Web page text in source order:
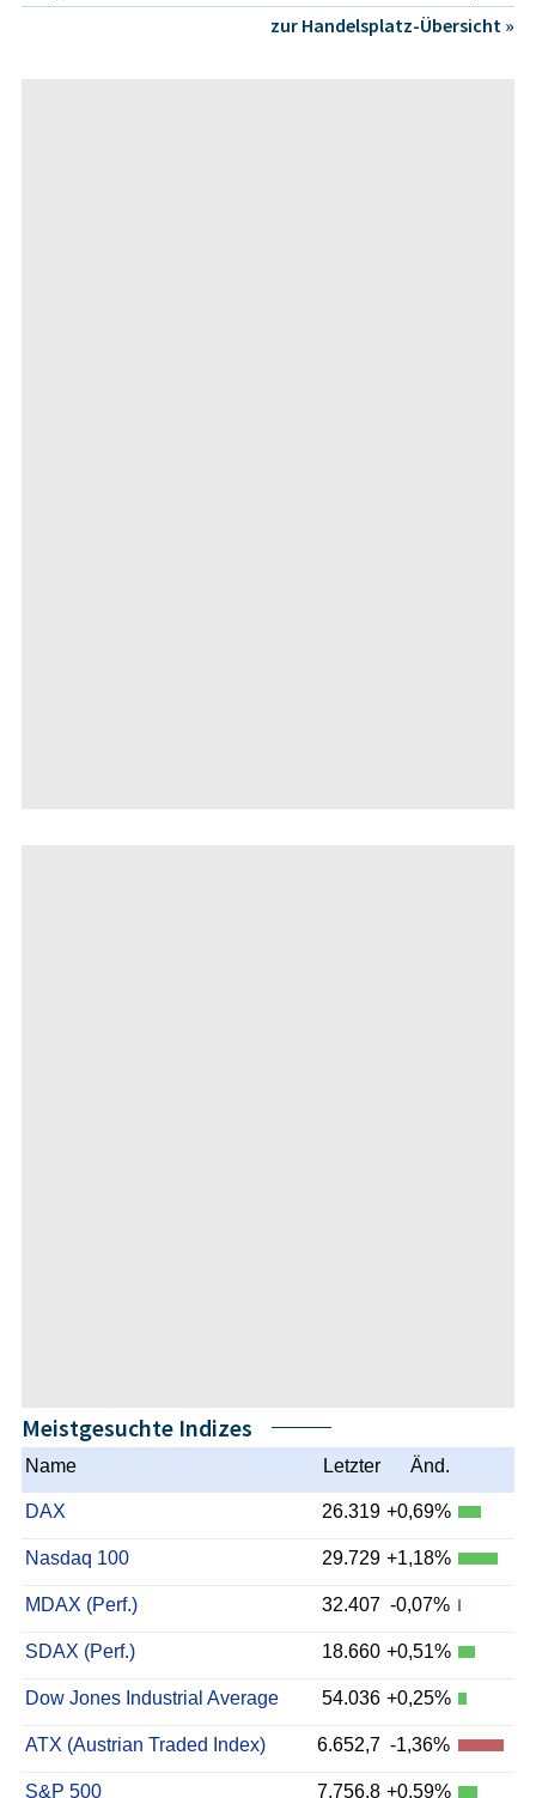
zur Handelsplatz-Übersicht »
Meistgesuchte Indizes
Name Letzter Änd.
DAX 26.319 +0,69%
Nasdaq 100 29.729 +1,18%
MDAX (Perf.) 32.407 -0,07%
SDAX (Perf.) 18.660 +0,51%
Dow Jones Industrial Average 54.036 +0,25%
ATX (Austrian Traded Index) 6.652,7 -1,36%
S&P 500 7.756,8 +0,59%